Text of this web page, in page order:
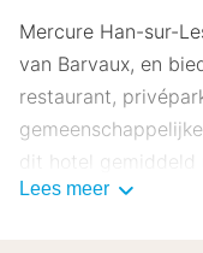
Mercure Han-sur-
van Barvaux, en
restaurant,
dit hotel gemiddeld
Lees meer